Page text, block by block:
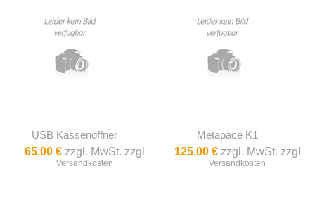
USB Kassenöffner
65.00 €zzgl. MwSt. zzgl
Versandkosten
Metapace K1
125.00 €zzgl. MwSt. zzgl
Versandkosten